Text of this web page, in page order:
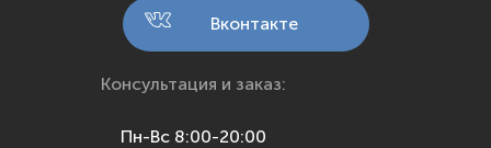
Кострома
Краснодар
Красноярск
Вконтакте
Консультация и заказ:
Пн-Вс 8:00-20:00